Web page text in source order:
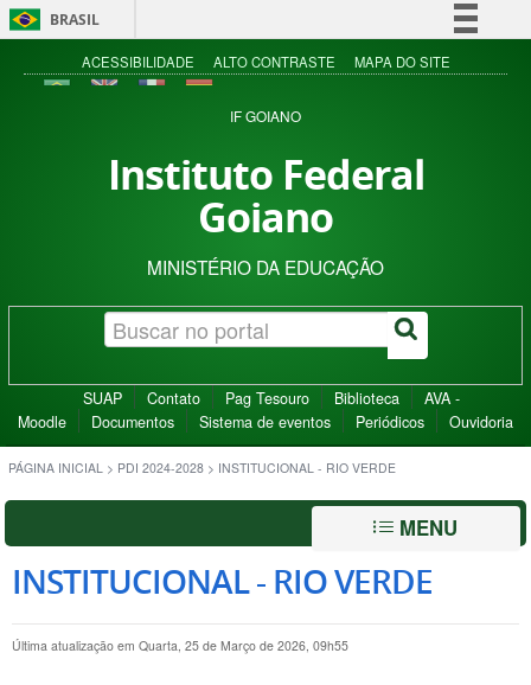
BRASIL
Simplifique!
Acesso à informação
ACESSIBILIDADE ALTO CONTRASTE MAPA DO SITE
IF GOIANO
Instituto Federal
Goiano
MINISTÉRIO DA EDUCAÇÃO
SUAP Contato Pag Tesouro Biblioteca
AVA -
Moodle
Documentos Sistema de eventos Periódicos Ouvidoria
PÁGINA INICIAL > PDI 2024-2028 > INSTITUCIONAL - RIO VERDE
MENU
INSTITUCIONAL - RIO VERDE
Última atualização em Quarta, 25 de Março de 2026, 09h55